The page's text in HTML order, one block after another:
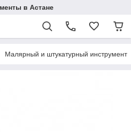
в Астане
Малярный и штукатурный инструмент